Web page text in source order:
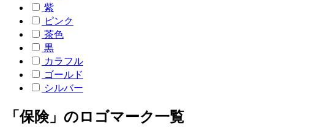
紫
ピンク
茶色
黒
カラフル
ゴールド
シルバー
「保険」のロゴマーク一覧